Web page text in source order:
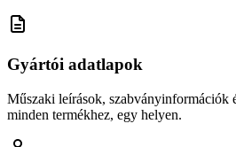
Gyártói adatlapok
Műszaki leírások, szabványinformációk
minden termékhez, egy helyen.